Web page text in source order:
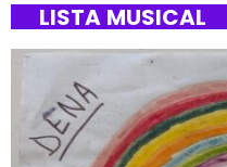
LISTA MUSICAL